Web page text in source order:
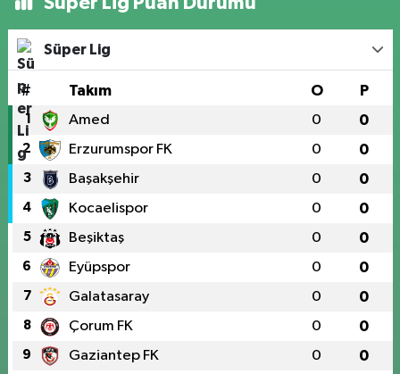
Süper Lig
# Takım O P
1 Amed 0 0
2 Erzurumspor FK 0 0
3 Başakşehir 0 0
4 Kocaelispor 0 0
5 Beşiktaş 0 0
6 Eyüpspor 0 0
7 Galatasaray 0 0
8 Çorum FK 0 0
9 Gaziantep FK 0 0